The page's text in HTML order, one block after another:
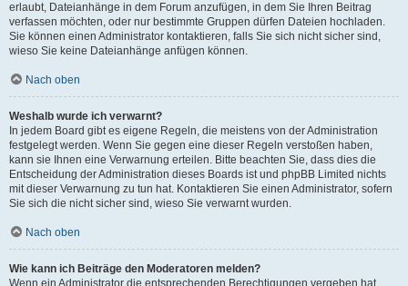
erlaubt, Dateianhänge in dem Forum anzufügen, in dem Sie Ihren Beitrag
verfassen möchten, oder nur bestimmte Gruppen dürfen Dateien hochladen.
Sie können einen Administrator kontaktieren, falls Sie sich nicht sicher sind,
wieso Sie keine Dateianhänge anfügen können.
Nach oben
Weshalb wurde ich verwarnt?
In jedem Board gibt es eigene Regeln, die meistens von der Administration
festgelegt werden. Wenn Sie gegen eine dieser Regeln verstoßen haben,
kann sie Ihnen eine Verwarnung erteilen. Bitte beachten Sie, dass dies die
Entscheidung der Administration dieses Boards ist und phpBB Limited nichts
mit dieser Verwarnung zu tun hat. Kontaktieren Sie einen Administrator, sofern
Sie sich die nicht sicher sind, wieso Sie verwarnt wurden.
Nach oben
Wie kann ich Beiträge den Moderatoren melden?
Wenn ein Administrator die entsprechenden Berechtigungen vergeben hat,